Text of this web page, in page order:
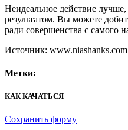
Неидеальное действие
результатом. Вы можете
ради совершенства с самого
Источник: www.niashanks.com
Метки:
КАК КАЧАТЬСЯ
Сохранить форму